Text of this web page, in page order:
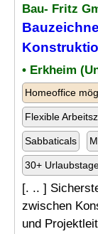
Bau- Fritz
• Erkheim
Homeoffice
Flexible
Sabbaticals
30+
[. .. ]
zwischen
und